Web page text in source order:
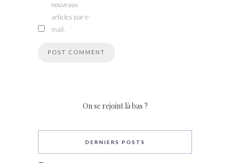
nouveaux
articles par e-
mail.
On se rejoint là bas ?
DERNIERS POSTS